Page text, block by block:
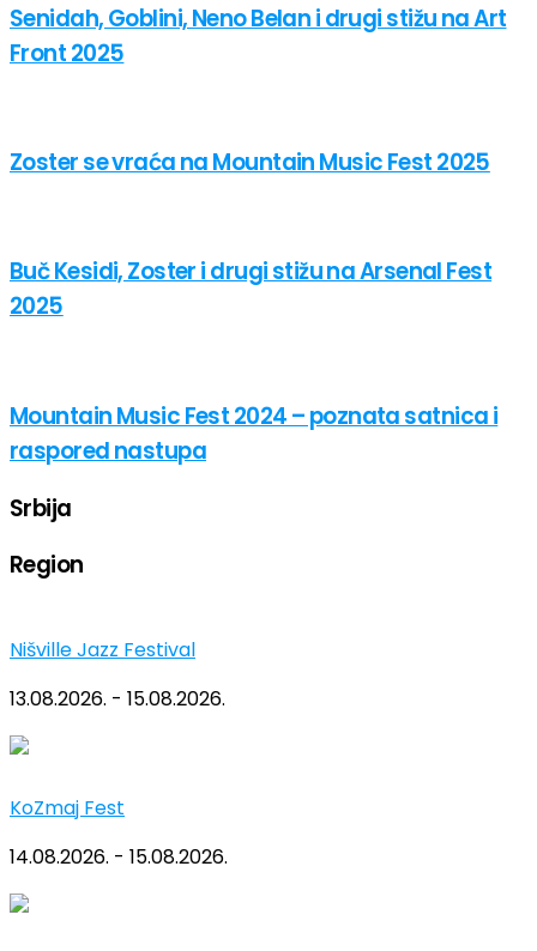
Senidah, Goblini, Neno Belan i drugi stižu na Art
Front 2025
Zoster se vraća na Mountain Music Fest 2025
Buč Kesidi, Zoster i drugi stižu na Arsenal Fest
2025
Mountain Music Fest 2024 – poznata satnica i
raspored nastupa
Srbija
Region
Nišville Jazz Festival
13.08.2026. - 15.08.2026.
KoZmaj Fest
14.08.2026. - 15.08.2026.